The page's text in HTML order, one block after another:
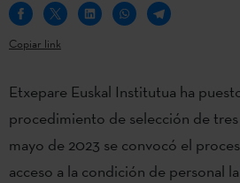
Copiar link
Etxepare Euskal Institutua ha
procedimiento de selección de
mayo de 2023 se convocó el
acceso a la condición de personal